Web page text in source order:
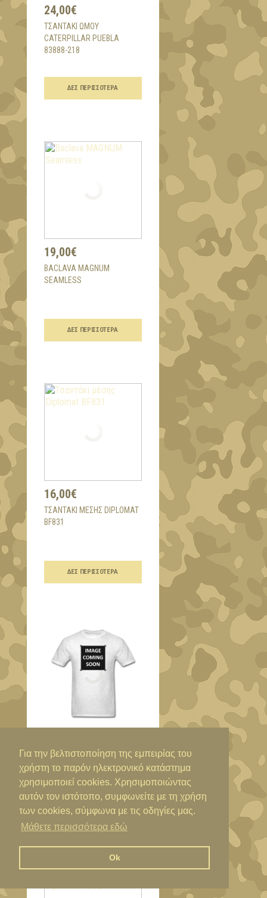
Για την βελτιστοποίηση της εμπειρίας του
χρήστη το παρόν ηλεκτρονικό κατάστημα
χρησιμοποιεί cookies. Χρησιμοποιώντας
αυτόν τον ιστότοπο, συμφωνείτε με τη χρήση
των cookies, σύμφωνα με τις οδηγίες μας.
Μάθετε περισσότερα εδώ
Ok
24,00€
ΤΣΑΝΤΑΚΙ ΩΜΟΥ
CATERPILLAR PUEBLA
83888-218
ΔΕΣ ΠΕΡΙΣΣΌΤΕΡΑ
19,00€
BACLAVA MAGNUM
SEAMLESS
ΔΕΣ ΠΕΡΙΣΣΌΤΕΡΑ
16,00€
ΤΣΑΝΤΆΚΙ ΜΈΣΗΣ DIPLOMAT
BF831
ΔΕΣ ΠΕΡΙΣΣΌΤΕΡΑ
ΤΣΑΝΤΆΚΙ ΜΈΣΗΣ DIPLOMAT
LE76
ΔΕΣ ΠΕΡΙΣΣΌΤΕΡΑ